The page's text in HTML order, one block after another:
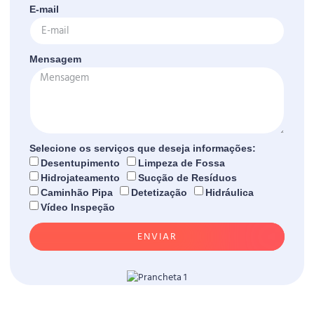
E-mail
Mensagem
Selecione os serviços que deseja informações:
Desentupimento
Limpeza de Fossa
Hidrojateamento
Sucção de Resíduos
Caminhão Pipa
Detetização
Hidráulica
Vídeo Inspeção
ENVIAR